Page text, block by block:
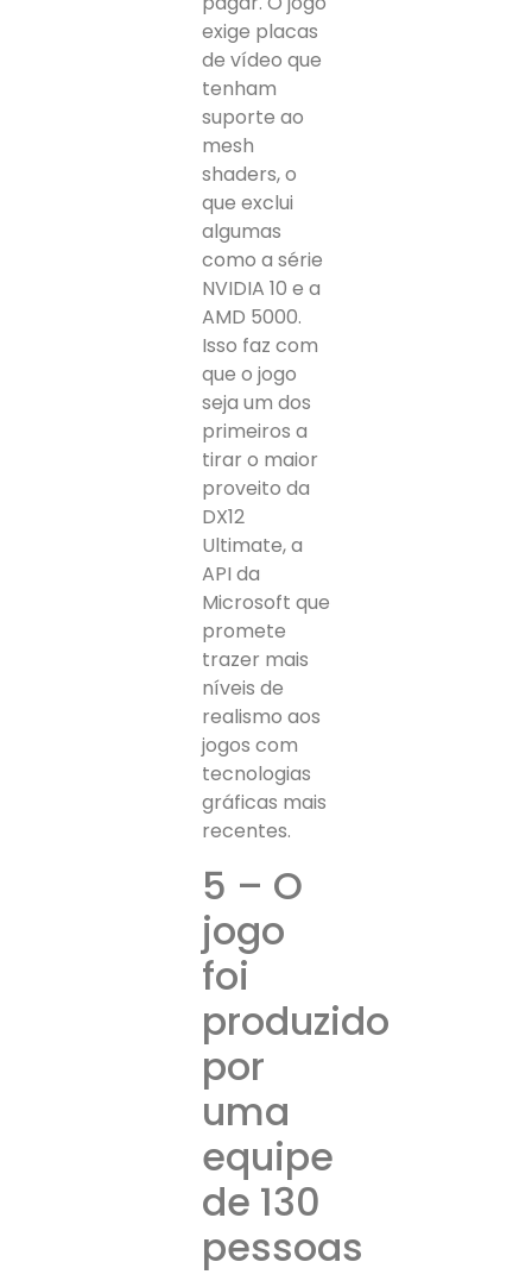
exige placas
de vídeo que
tenham
suporte ao
mesh
shaders, o
que exclui
algumas
como a série
NVIDIA 10 e a
AMD 5000.
Isso faz com
que o jogo
seja um dos
primeiros a
tirar o maior
proveito da
DX12
Ultimate, a
API da
Microsoft que
promete
trazer mais
níveis de
realismo aos
jogos com
tecnologias
gráficas mais
recentes.
5 – O
jogo
foi
produzido
por
uma
equipe
de 130
pessoas